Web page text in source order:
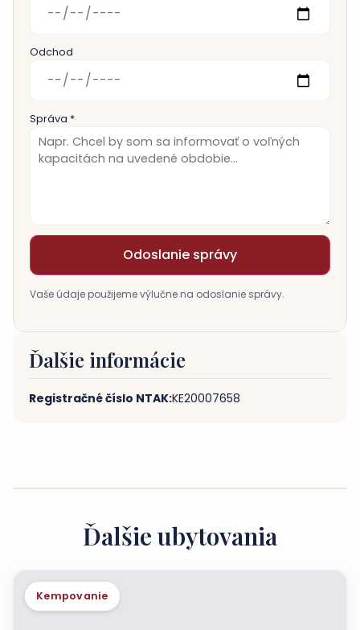
Odchod
Správa *
Odoslanie správy
Vaše údaje použijeme výlučne na odoslanie správy.
Ďalšie informácie
Registračné číslo NTAK:KE20007658
Ďalšie ubytovania
Kempovanie